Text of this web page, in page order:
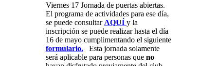
Viernes 17 Jornada de puertas abiertas.
El programa de actividades para ese día,
se puede consultar AQUÍ y la
inscripción se puede realizar hasta el día
16 de mayo cumplimentando el siguiente
formulario.Esta jornada solamente
será aplicable para personas que no